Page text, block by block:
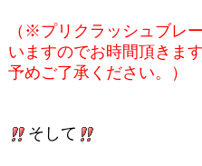
（※プリクラッシュブレ
いますのでお時間頂きま
予めご了承ください。）
そして